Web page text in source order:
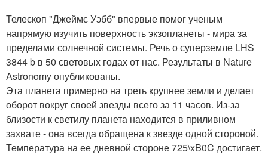
Телескоп "Джеймс Уэбб" впервые помог ученым
напрямую изучить поверхность экзопланеты - мира за
пределами солнечной системы. Речь о суперземле LHS
3844 b в 50 световых годах от нас. Результаты в Nature
Astronomy опубликованы.
Эта планета примерно на треть крупнее земли и делает
оборот вокруг своей звезды всего за 11 часов. Из-за
близости к светилу планета находится в приливном
захвате - она всегда обращена к звезде одной стороной.
Температура на ее дневной стороне 725\xB0C достигает.